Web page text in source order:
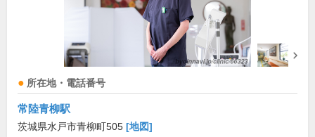
所在地・電話番号
常陸青柳駅
茨城県水戸市青柳町505 [地図]